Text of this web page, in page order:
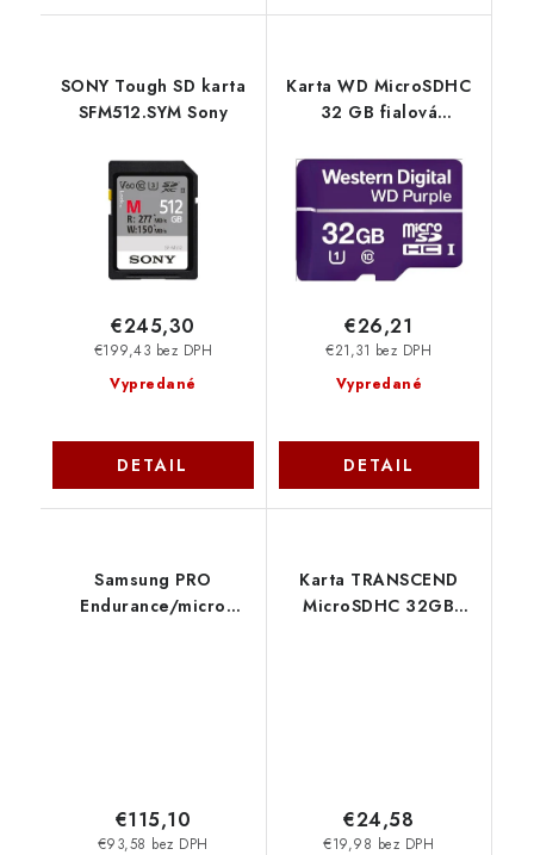
SONY Tough SD karta
SFM512.SYM Sony
Vypredané
€199,43 bez DPH
€245,30
DETAIL
Karta WD MicroSDHC
32 GB fialová
10, 16TBW Western
Digital
Vypredané
€21,31 bez DPH
€26,21
DETAIL
Samsung PRO
Endurance/micro
€93,58 bez DPH
€115,10
Karta TRANSCEND
MicroSDHC 32GB
€19,98 bez DPH
€24,58